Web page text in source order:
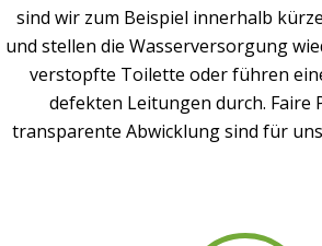
sind wir zum Beispiel innerhalb
und stellen die Wasserversorgung
verstopfte Toilette oder führen
defekten Leitungen durch. Faire
transparente Abwicklung sind für